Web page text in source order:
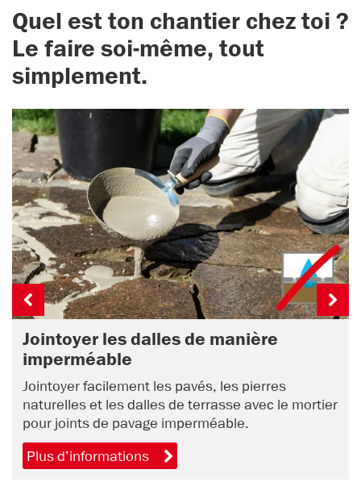
Quel est ton chantier chez toi ?
Le faire soi-même, tout
simplement.
Jointoyer les dalles de manière
imperméable
Jointoyer facilement les pavés, les pierres
naturelles et les dalles de terrasse avec le mortier
pour joints de pavage imperméable.
Plus d’informations